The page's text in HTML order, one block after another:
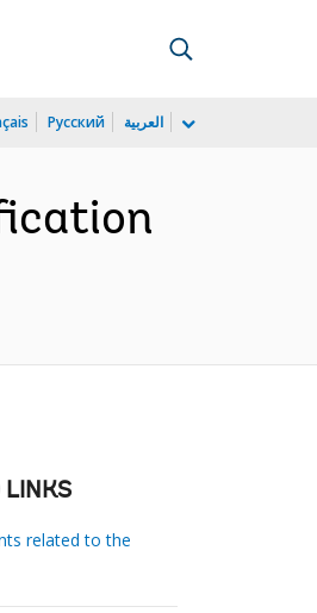
Русский العربية
LINKS
related to the